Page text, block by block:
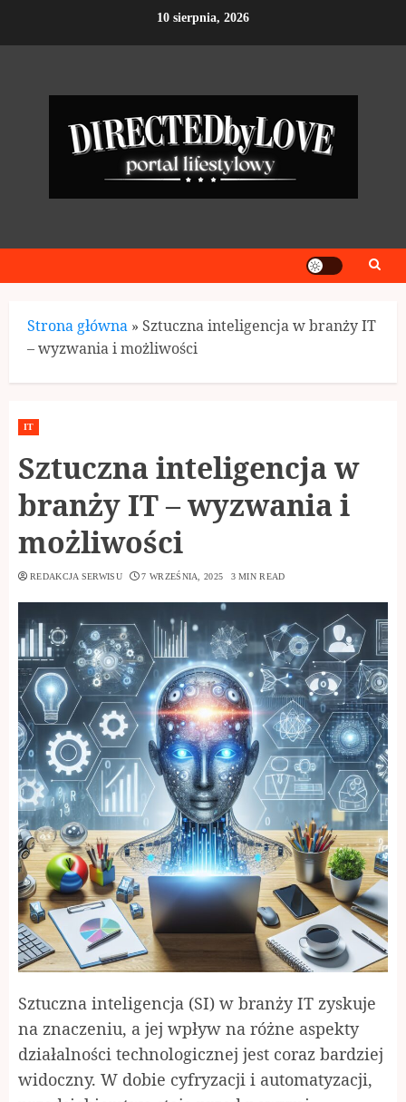
10 sierpnia, 2026
Strona główna » Sztuczna inteligencja w branży IT
– wyzwania i możliwości
IT
Sztuczna inteligencja w
branży IT – wyzwania i
możliwości
REDAKCJA SERWISU 7 WRZEŚNIA, 2025 3 MIN READ
Sztuczna inteligencja (SI) w branży IT zyskuje
na znaczeniu, a jej wpływ na różne aspekty
działalności technologicznej jest coraz bardziej
widoczny. W dobie cyfryzacji i automatyzacji,